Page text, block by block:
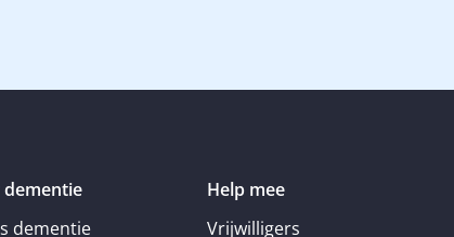
dementie
dementie
Help mee
Vrijwilligers